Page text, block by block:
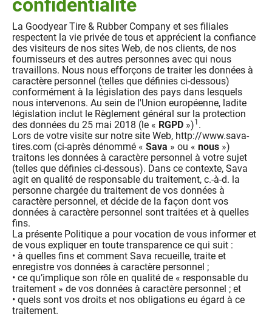
confidentialité
La Goodyear Tire & Rubber Company et ses filiales
respectent la vie privée de tous et apprécient la confiance
des visiteurs de nos sites Web, de nos clients, de nos
fournisseurs et des autres personnes avec qui nous
travaillons. Nous nous efforçons de traiter les données à
caractère personnel (telles que définies ci-dessous)
conformément à la législation des pays dans lesquels
nous intervenons. Au sein de l'Union européenne, ladite
législation inclut le Règlement général sur la protection
des données du 25 mai 2018 (le « RGPD »)1 .
Lors de votre visite sur notre site Web, http://www.sava-
tires.com (ci-après dénommé « Sava » ou « nous »)
traitons les données à caractère personnel à votre sujet
(telles que définies ci-dessous). Dans ce contexte, Sava
agit en qualité de responsable du traitement, c.-à-d. la
personne chargée du traitement de vos données à
caractère personnel, et décide de la façon dont vos
données à caractère personnel sont traitées et à quelles
fins.
La présente Politique a pour vocation de vous informer et
de vous expliquer en toute transparence ce qui suit :
• à quelles fins et comment Sava recueille, traite et
enregistre vos données à caractère personnel ;
• ce qu’implique son rôle en qualité de « responsable du
traitement » de vos données à caractère personnel ; et
• quels sont vos droits et nos obligations eu égard à ce
traitement.